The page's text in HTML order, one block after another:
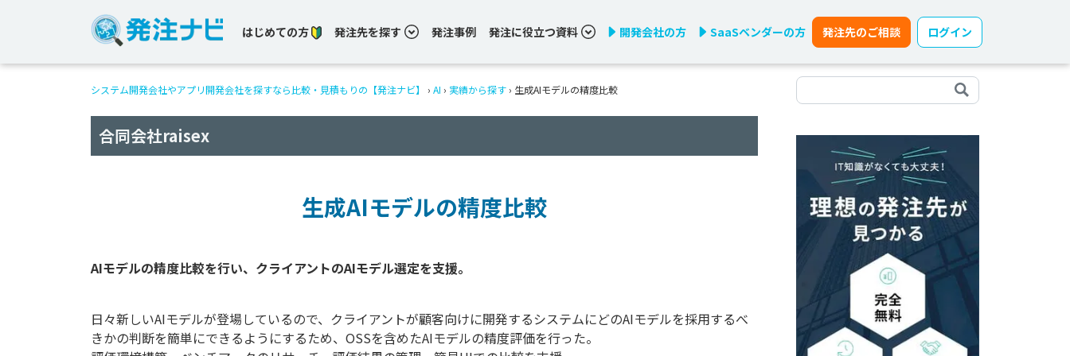
はじめての方 発注先を探す 発注事例 発注に役立つ資料 開発会社の方 SaaSベンダーの方 発注先のご相談 ログイン
システム開発会社やアプリ開発会社を探すなら比較・見積もりの【発注ナビ】 › AI › 実績から探す › 生成AIモデルの精度比較
合同会社raisex
生成AIモデルの精度比較
日々新しいAIモデルが登場しているので、クライアントが顧客向けに開発するシステムにどのAIモデルを採用するべ
きかの判断を簡単にできるようにするため、OSSを含めたAIモデルの精度評価を行った。